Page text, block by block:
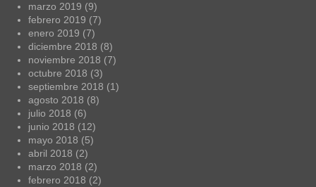
marzo 2019 (9)
febrero 2019 (7)
enero 2019 (7)
diciembre 2018 (8)
noviembre 2018 (7)
octubre 2018 (3)
septiembre 2018 (1)
agosto 2018 (8)
julio 2018 (6)
junio 2018 (12)
mayo 2018 (5)
abril 2018 (2)
marzo 2018 (2)
febrero 2018 (2)